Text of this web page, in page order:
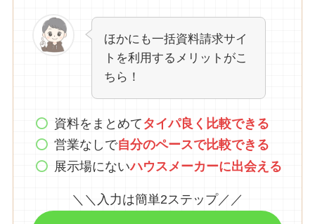
ほかにも一括資料請求サイ
トを利用するメリットがこ
ちら！
資料をまとめて タイパ良く比較できる
営業なしで自分のペースで比較できる
展示場にないハウスメーカーに出会える
＼＼入力は簡単2ステップ／／